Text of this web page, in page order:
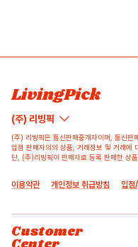
LivingPick
(주) 리빙픽
(주) 리빙픽은 통신판매중개자이며, 통신판
입점 판매자의의 상품, 거래정보 및 거래에
단, (주)리빙픽이 판매자로 등록 판매한 상
이용약관 개인정보 취급방침 입점
Customer